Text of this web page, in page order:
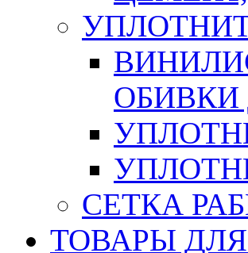
ОБИВКИ
СЕТКА
ТОВАРЫ